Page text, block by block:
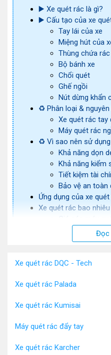
▶️ Xe quét rác là gì?
▶️ Cấu tạo của xe
Tay lái của xe
Miệng hút của
Thùng chứa rác
Bộ bánh xe
Chổi quét
Ghế ngồi
Nút dừng khẩn
♻️ Phân loại &
Xe quét rác tay
Máy quét rác
♻️ Vì sao nên sử
Khả năng dọn
Khả năng kiểm
Tiết kiệm tài
Bảo vệ an
Ứng dụng của xe
Xe quét rác bao
Giá các máy
Giá các mẫu
Một số thương hiệu
⚜️ Xe hút bụi
♻️ Mua máy quét rác
những sản phẩm
lớn mà không hề tốn
Đọc
Xe quét rác DQC - Tech
Xe quét rác Palada
Xe quét rác Kumisai
Máy quét rác đẩy tay
Xe quét rác Karcher